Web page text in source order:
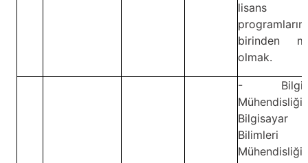
lisans
birinden
olmak.
-
Mühendisliği,
Bilgisayar
Bilimleri
Mühendisliği,